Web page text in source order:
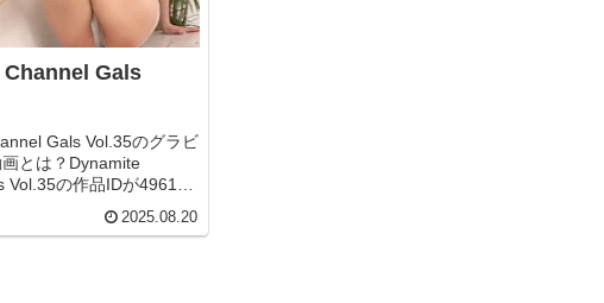
Gals
Gals Vol.35のグラビ
とは？Dynamite
Vol.35の作品IDが496184
イドル動画について今回
いていきます！無料サン
2025.08.20